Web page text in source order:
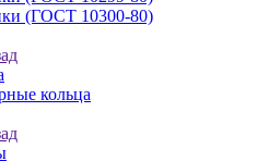
(ГОСТ 10300-80)
кольца